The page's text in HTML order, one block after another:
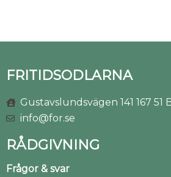
FRITIDSODLARNA
Gustavslundsvägen 141 167 51
info@for.se
RÅDGIVNING
Frågor & svar